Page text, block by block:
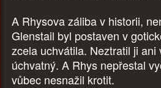
A Rhysova záliba v historii,
Glenstail byl postaven v
zcela uchvátila. Neztratil ji
úchvatný. A Rhys nepřestal
vůbec nesnažil krotit.